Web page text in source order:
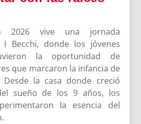
2026 vive una jornada
I Becchi, donde los jóvenes
la oportunidad de
que marcaron la infancia de
Desde la casa donde creció
sueño de los 9 años, los
la esencia del